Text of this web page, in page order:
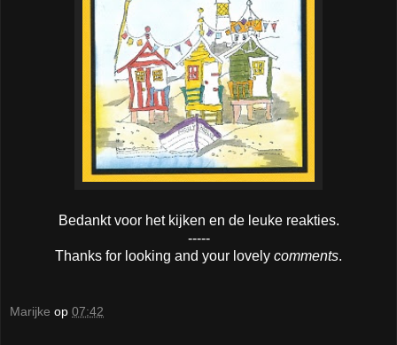
Bedankt voor het kijken en de leuke reakties.
-----
Thanks for looking and your lovely comments.
Marijke op 07:42